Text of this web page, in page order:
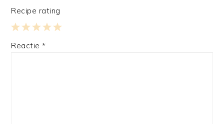
Recipe rating
4
3
2
1
Reactie*